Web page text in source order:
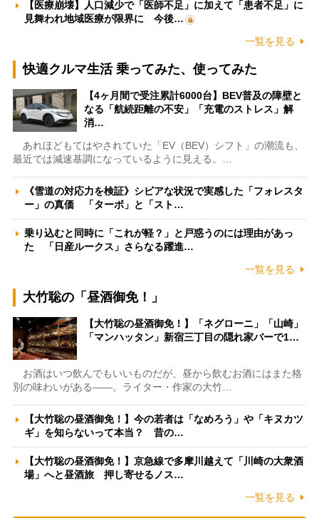
【医療崩壊】人口減少で「医師不足」に加えて「患者不足」に
見舞われ地域医療が限界に 今後…
一覧を見る
快適クルマ生活 乗ってみた、使ってみた
【4ヶ月間で受注累計6000台】BEV普及の障壁と
なる「航続距離の不安」「充電のストレス」解
消…
あれほどもてはやされていた「EV（BEV）シフト」の潮流も、
最近では減速基調になっているように見える。…
《雪道の対応力を検証》シビアな状況で実感した「フォレスタ
ー」の真価 「ターボ」と「スト…
乗り込むと同時に「これが軽？」と戸惑うのには理由があっ
た 「日産ルークス」さらなる躍進…
一覧を見る
大竹聡の「昼酒御免！」
【大竹聡の昼酒御免！】「ネグローニ」「山崎」
「マンハッタン」新宿三丁目の隠れ家バーで1…
お酒はいつ飲んでもいいものだが、昼から飲むお酒にはまた格
別の味わいがある――。ライター・作家の大竹…
【大竹聡の昼酒御免！】今の若者は「なめろう」や「キヌカツ
ギ」を知らないって本当？ 昔の…
【大竹聡の昼酒御免！】京急線で多摩川越えて「川崎の大衆酒
場」へと昼酒旅 押し寄せるノス…
一覧を見る